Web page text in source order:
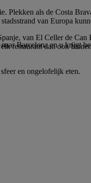
Plekken als de Costa
van Europa
van El Celler de
restaurant dan ook
Barcelona en u krijgt
en ongelofelijk eten.